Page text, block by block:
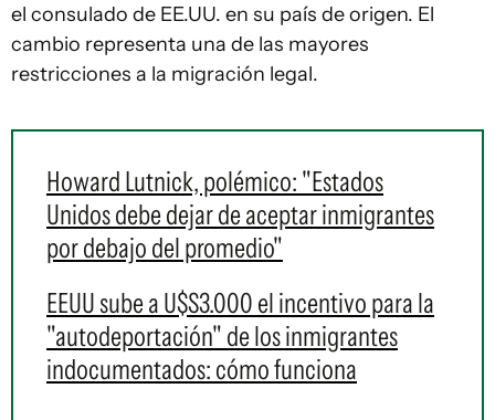
el consulado de EE.UU. en su país de origen. El
cambio representa una de las mayores
restricciones a la migración legal.
Howard Lutnick, polémico: "Estados
Unidos debe dejar de aceptar inmigrantes
por debajo del promedio"
EEUU sube a U$S3.000 el incentivo para la
"autodeportación" de los inmigrantes
indocumentados: cómo funciona